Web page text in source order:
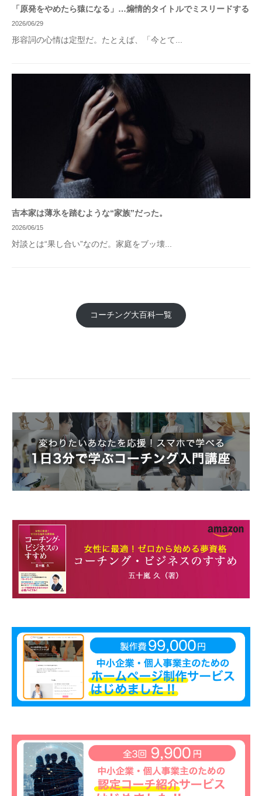
「原発をやめたら猿になる」…煽情的タイトルでミスリードする
2026/06/29
形容詞の心情は定型だ。たとえば、「今とて...
吉本家は薄氷を踏むような“家族”だった。
2026/06/15
対談とは“果し合い”なのだ。家庭をブッ壊...
コーチング大百科一覧